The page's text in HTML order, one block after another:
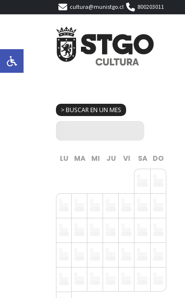
cultura@munistgo.cl 800203011
> BUSCAR EN UN MES
LU MA MI JU VI SA DO